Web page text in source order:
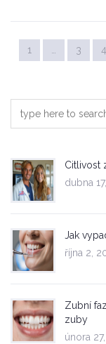
1 … 3 4
Citlivost
dubna
Jak
října 2,
Zubní
zuby
února